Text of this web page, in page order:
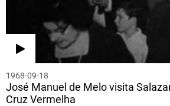
1968-09-18
José Manuel de Melo visita
Cruz Vermelha